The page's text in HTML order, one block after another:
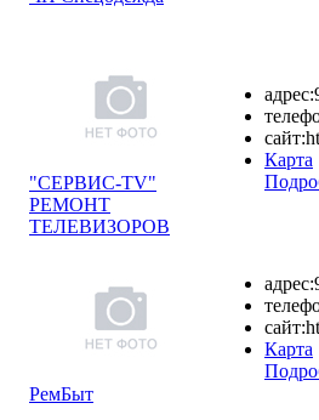
"СЕРВИС-TV"
РЕМОНТ
ТЕЛЕВИЗОРОВ
адрес:
сайт:
Карта
РемБыт
адрес:
сайт:
Карта